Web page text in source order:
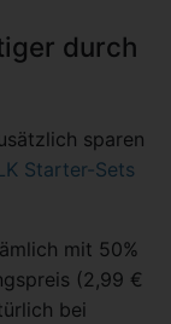
durch
sparen
Starter-Sets
mit 50%
(2,99 €
bei